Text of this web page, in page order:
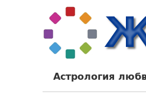
Астрология